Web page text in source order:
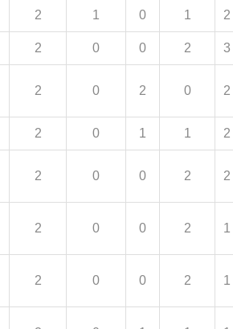
2 1 0 1 2
2 0 0 2 3
2 0 2 0 2
2 0 1 1 2
2 0 0 2 2
2 0 0 2 1
2 0 0 2 1